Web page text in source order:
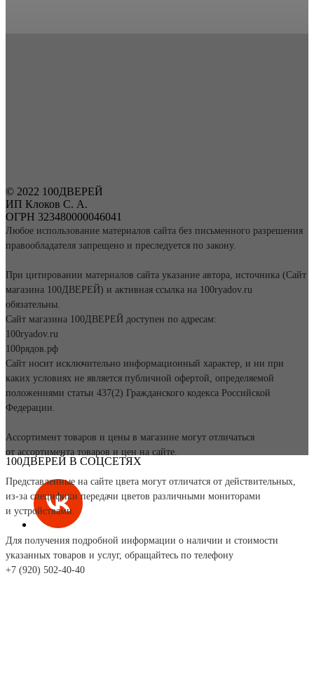
100ДВЕРЕЙ В СОЦСЕТЯХ
© 2022 100ДВЕРЕЙ
ИП Клоков С. А.
ОГРН 323480000046041
Любое использование материалов сайта без письменного разрешения
правообладателя запрещено и преследуется по закону.
При цитировании материалов сайта указание автора, источника (Сайт
магазина 100ДВЕРЕЙ) и активная ссылка на 100ryadov.ru
обязательны.
Сайт магазина 100ДВЕРЕЙ доступен по адресам:
100ryadov.ru
100рядов.рф
Сайт носит исключительно информационный характер, и ни при
каких условиях не является публичной офертой, определяемой
положениями статьи 437(2) Гражданского кодекса Российской
Федерации.
Ассортимент товаров и цены в магазине могут отличаться
от ассортимента товаров и цен на сайте.
Представленные на сайте цвета могут отличатся от действительных,
из-за специфики передачи цветов различными мониторами
и устройствами.
Для получения подробной информации о наличии и стоимости
указанных товаров и услуг, обращайтесь по телефону
+7 (920) 502-40-40